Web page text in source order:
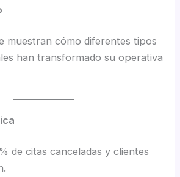
muestran cómo diferentes tipos
han transformado su operativa
de citas canceladas y clientes